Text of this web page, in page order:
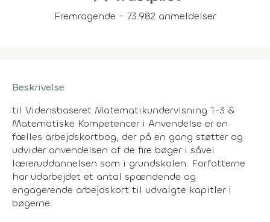
Fremragende - 73.982 anmeldelser
Beskrivelse
til Vidensbaseret Matematikundervisning 1-3 &
Matematiske Kompetencer i Anvendelse er en
fælles arbejdskortbog, der på en gang støtter og
udvider anvendelsen af de fire bøger i såvel
læreruddannelsen som i grundskolen. Forfatterne
har udarbejdet et antal spændende og
engagerende arbejdskort til udvalgte kapitler i
bøgerne.